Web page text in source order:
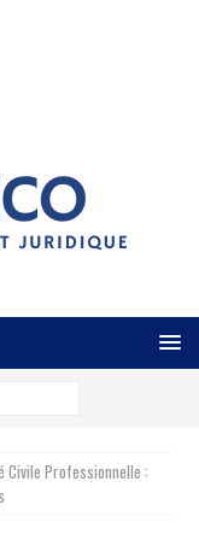
Civile Professionnelle :